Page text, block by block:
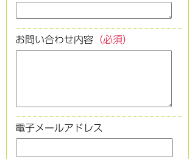
お問い合わせ内容 （必須）
電子メールアドレス